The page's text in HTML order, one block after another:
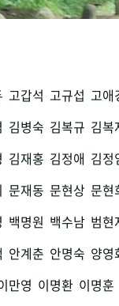
고갑석 고규섭 고애
김병숙 김복규 김복
김재홍 김정애 김정
문재동 문현상 문현
백명원 백수남 범현
안계춘 안명숙 양영
만영 이명환 이명훈